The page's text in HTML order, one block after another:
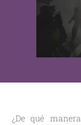
¿De qué